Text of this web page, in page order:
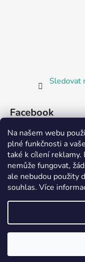
Na našem webu
plné funkčnosti a
také k cílení reklamy.
nemůže fungovat,
ale nebudou použity
souhlas. Více
Sledovat
Facebook